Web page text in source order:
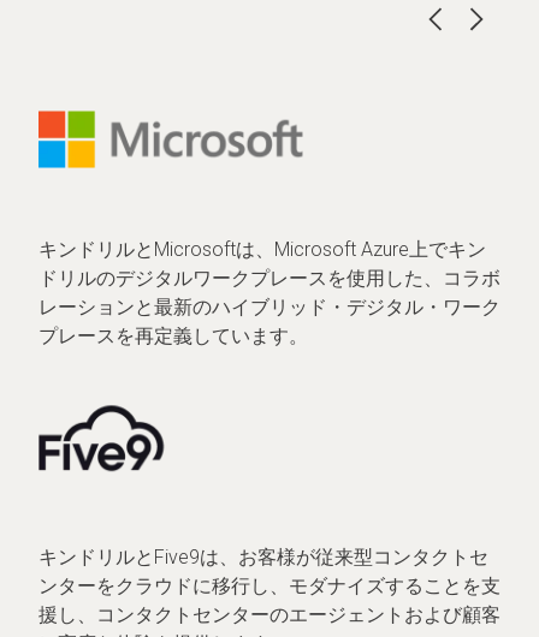
キンドリルとMicrosoftは、Microsoft Azure上でキン
ドリルのデジタルワークプレースを使用した、コラボ
レーションと最新のハイブリッド・デジタル・ワーク
プレースを再定義しています。
キンドリルとFive9は、お客様が従来型コンタクトセ
ンターをクラウドに移行し、モダナイズすることを支
援し、コンタクトセンターのエージェントおよび顧客